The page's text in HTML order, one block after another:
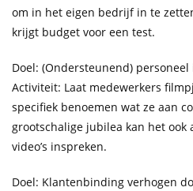
om in het eigen bedrijf in te
krijgt budget voor een test.
Doel: (Ondersteunend)
Activiteit: Laat medewerkers
specifiek benoemen wat ze aan
grootschalige jubilea kan het
video’s inspreken.
Doel: Klantenbinding verhogen